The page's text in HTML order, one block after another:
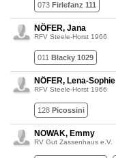
073 Firlefanz 111
NÖFER, Jana
RFV Steele-Horst 1966
011 Blacky 1029
NÖFER, Lena-Sophie
RFV Steele-Horst 1966
128 Picossini
NOWAK, Emmy
RV Gut Zassenhaus e.V.